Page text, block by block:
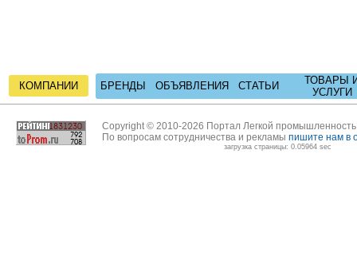
КОМПАНИИ БРЕНДЫ ОБЪЯВЛЕНИЯ СТАТЬИ
ТОВАРЫ
УСЛУГИ
Copyright © 2010-2026 Портал Легкой
По вопросам сотрудничества и рекламы пишите нам в
загрузка страницы: 0.05964 sec